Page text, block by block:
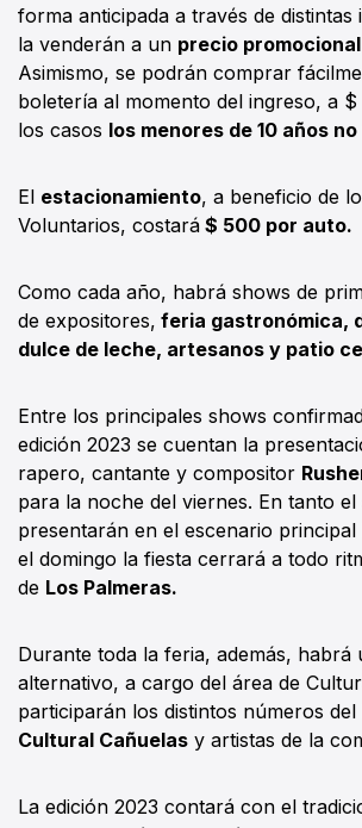
forma anticipada a través de distintas
la venderán a un precio
Asimismo, se podrán comprar
boletería al momento del ingreso, a $
los casos los menores de 10 años
El estacionamiento, a beneficio de
Voluntarios, costará $ 500 por auto.
Como cada año, habrá shows de
de expositores, feria gastronómica,
dulce de leche, artesanos y patio
Entre los principales shows
edición 2023 se cuentan la
rapero, cantante y compositor
para la noche del viernes. En tanto el
presentarán en el escenario principal
el domingo la fiesta cerrará a todo
de Los Palmeras.
Durante toda la feria, además, habrá
alternativo, a cargo del área de
participarán los distintos números del
Cultural Cañuelas y artistas de la
La edición 2023 contará con el